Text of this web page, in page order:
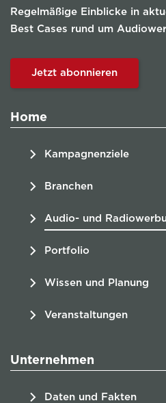
Regelmäßige Einblicke in
Best Cases rund um
Jetzt abonnieren
Home
Kampagnenziele
Branchen
Audio- und
Portfolio
Wissen und Planung
Veranstaltungen
Unternehmen
Daten und Fakten